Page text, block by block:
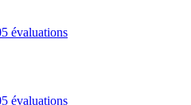
évaluations
évaluations